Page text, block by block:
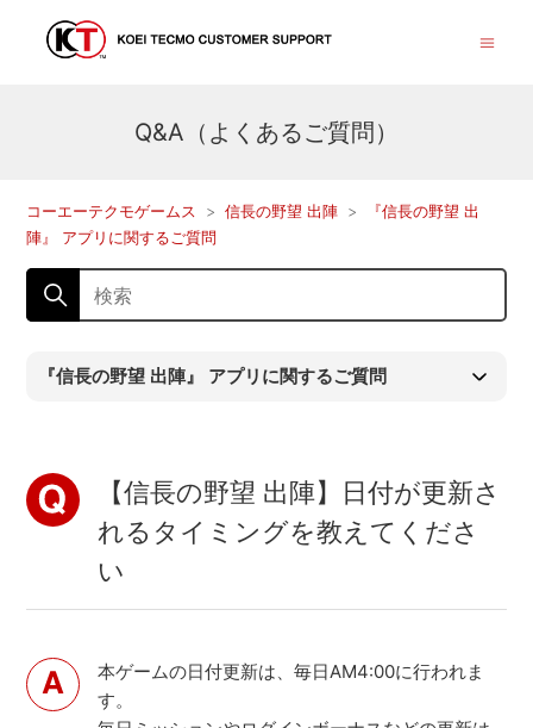
Q&A（よくあるご質問）
コーエーテクモゲームス 信長の野望 出陣
『信長の野望 出
陣』 アプリに関するご質問
『信長の野望 出陣』 アプリに関するご質問
【信長の野望 出陣】日付が更新さ
れるタイミングを教えてくださ
い
本ゲームの日付更新は、毎日AM4:00に行われま
す。